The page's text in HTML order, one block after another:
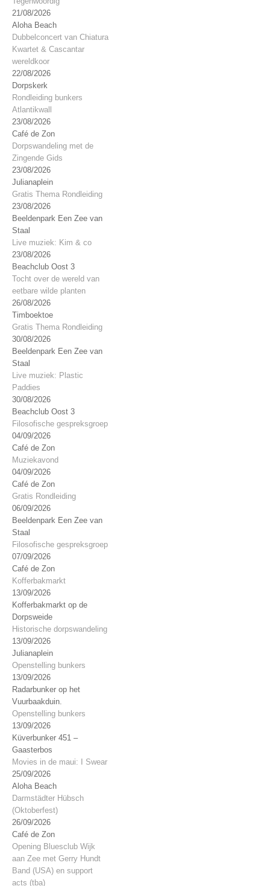
21/08/2026
Aloha Beach
Dubbelconcert van Chiatura
Kwartet & Cascantar
wereldkoor
22/08/2026
Dorpskerk
Rondleiding bunkers
Atlantikwall
23/08/2026
Café de Zon
Dorpswandeling met de
Zingende Gids
23/08/2026
Julianaplein
Gratis Thema Rondleiding
23/08/2026
Beeldenpark Een Zee van
Staal
Live muziek: Kim & co
23/08/2026
Beachclub Oost 3
Tocht over de wereld van
eetbare wilde planten
26/08/2026
Timboektoe
Gratis Thema Rondleiding
30/08/2026
Beeldenpark Een Zee van
Staal
Live muziek: Plastic
Paddies
30/08/2026
Beachclub Oost 3
Filosofische gespreksgroep
04/09/2026
Café de Zon
Muziekavond
04/09/2026
Café de Zon
Gratis Rondleiding
06/09/2026
Beeldenpark Een Zee van
Staal
Filosofische gespreksgroep
07/09/2026
Café de Zon
Kofferbakmarkt
13/09/2026
Kofferbakmarkt op de
Dorpsweide
Historische dorpswandeling
13/09/2026
Julianaplein
Openstelling bunkers
13/09/2026
Radarbunker op het
Vuurbaakduin.
Openstelling bunkers
13/09/2026
Küverbunker 451 –
Gaasterbos
Movies in de maui: I Swear
25/09/2026
Aloha Beach
Darmstädter Hübsch
(Oktoberfest)
26/09/2026
Café de Zon
Opening Bluesclub Wijk
aan Zee met Gerry Hundt
Band (USA) en support
acts (tba)